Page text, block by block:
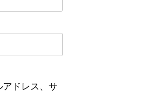
ドレス、サ